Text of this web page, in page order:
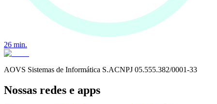
26 min.
AOVS Sistemas de Informática S.ACNPJ 05.555.382/0001-33
Nossas redes e apps